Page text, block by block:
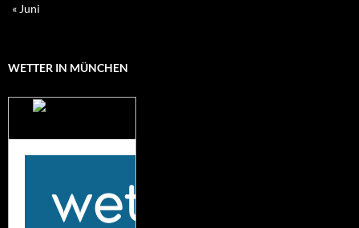
« Juni
WETTER IN MÜNCHEN